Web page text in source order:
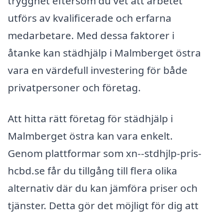
utförs av kvalificerade och erfarna
medarbetare. Med dessa faktorer i
åtanke kan städhjälp i Malmberget östra
vara en värdefull investering för både
privatpersoner och företag.
Att hitta rätt företag för städhjälp i
Malmberget östra kan vara enkelt.
Genom plattformar som xn--stdhjlp-pris-
hcbd.se får du tillgång till flera olika
alternativ där du kan jämföra priser och
tjänster. Detta gör det möjligt för dig att